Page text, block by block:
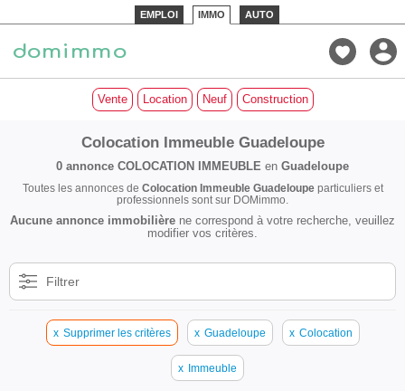
EMPLOI IMMO AUTO
Vente Location Neuf Construction
Colocation Immeuble Guadeloupe
0 annonce COLOCATION IMMEUBLE en Guadeloupe
Toutes les annonces de Colocation Immeuble Guadeloupeparticuliers et
professionnels sont sur DOMimmo.
Aucune annonce immobilière ne correspond à votre recherche, veuillez
modifier vos critères.
Filtrer
x Supprimer les critères x Guadeloupe x Colocation
x Immeuble